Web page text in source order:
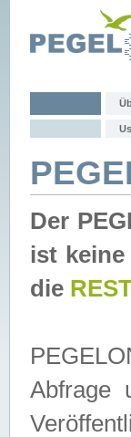
Der
ist keine
die
Abfrage